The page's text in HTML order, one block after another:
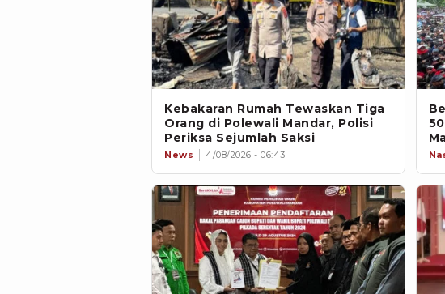
Kebakaran Rumah Tewaskan Tiga
Orang di Polewali Mandar, Polisi
Periksa Sejumlah Saksi
News 4/08/2026 - 06:43